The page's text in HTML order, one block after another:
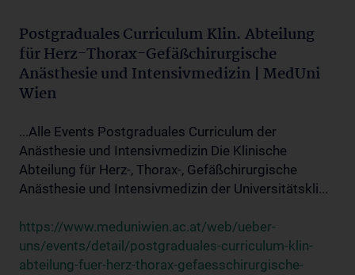
Postgraduales Curriculum Klin. Abteilung
für Herz-Thorax-Gefäßchirurgische
Anästhesie und Intensivmedizin | MedUni
Wien
...Alle Events Postgraduales Curriculum der
Anästhesie und Intensivmedizin Die Klinische
Abteilung für Herz-, Thorax-, Gefäßchirurgische
Anästhesie und Intensivmedizin der Universitätskli...
https://www.meduniwien.ac.at/web/ueber-
uns/events/detail/postgraduales-curriculum-klin-
abteilung-fuer-herz-thorax-gefaesschirurgische-